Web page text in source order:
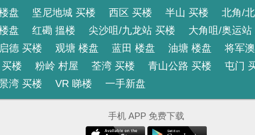
盘 坚尼地城 买楼 西区 买楼 半山 买楼 北角/
盘 红磡 搵楼 尖沙咀/九龙站 买楼 大角咀/奥运站
启德 买楼 观塘 楼盘 蓝田 楼盘 油塘 楼盘 将军
楼 粉岭 村屋 荃湾 买楼 青山公路 买楼 屯门
湾 买楼 VR 睇楼 一手新盘
手机 APP 免费下载